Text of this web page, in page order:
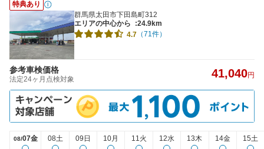
特典あり
群馬県太田市下田島町312
エリアの中心から
:24.9km
4.7 （71件）
参考車検価格
法定24ヶ月点検対象 41,040円
08/07金 08土 09日 10月 11火 12水 13木 14金 15土